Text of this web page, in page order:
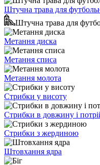
Штучна трава для
Штучна трава для
Метання диска
Метання списа
Метання молота
Стрибки у висоту
Стрибки в довжину і
Стрибки з жердиною
Штовхання ядра